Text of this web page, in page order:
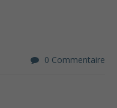
0 Commentaire